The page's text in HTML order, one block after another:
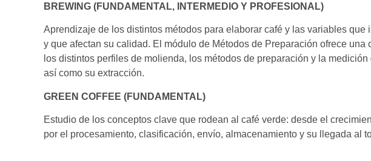
BREWING (FUNDAMENTAL, INTERMEDIO Y PROFESIONAL)
Aprendizaje de los distintos métodos para elaborar café y las variables que
y que afectan su calidad. El módulo de Métodos de Preparación ofrece una
los distintos perfiles de molienda, los métodos de preparación y la
así como su extracción.
GREEN COFFEE (FUNDAMENTAL)
Estudio de los conceptos clave que rodean al café verde: desde el
por el procesamiento, clasificación, envío, almacenamiento y su llegada al